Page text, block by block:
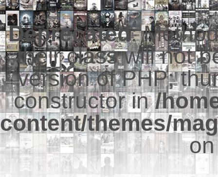
Deprecated:
their class will not
version of PHP;
constructor in/
content/themes/